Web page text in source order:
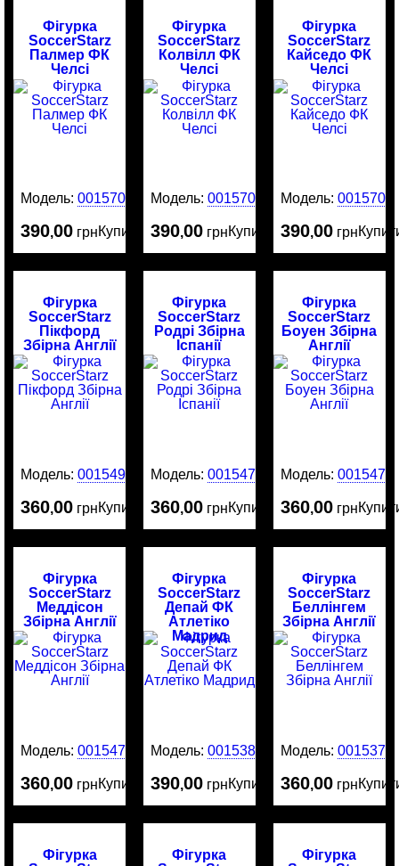
Фігурка
SoccerStarz
Палмер ФК
Челсі
Модель:0015708
390,00 грнКупити
Фігурка
SoccerStarz
Колвілл ФК
Челсі
Модель:0015707
390,00 грнКупити
Фігурка
SoccerStarz
Кайседо ФК
Челсі
Модель: 0015706
390,00 грн
Фігурка
SoccerStarz
Пікфорд
Збірна Англії
Модель:0015491
360,00 грнКупити
Фігурка
SoccerStarz
Родрі Збірна
Іспанії
Модель:0015478
360,00 грнКупити
Фігурка
SoccerStarz
Боуен Збірна
Англії
Модель: 0015477
360,00 грн
Фігурка
SoccerStarz
Меддісон
Збірна Англії
Модель:0015476
360,00 грнКупити
Фігурка
SoccerStarz
Депай ФК
Атлетіко
Мадрид
Модель:0015380
390,00 грнКупити
Фігурка
SoccerStarz
Беллінгем
Збірна Англії
Модель: 0015379
360,00 грн
Фігурка
Фігурка
Фігурка